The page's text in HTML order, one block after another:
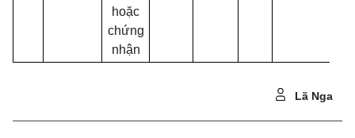
hoặc
chứng
nhận
Lã Nga